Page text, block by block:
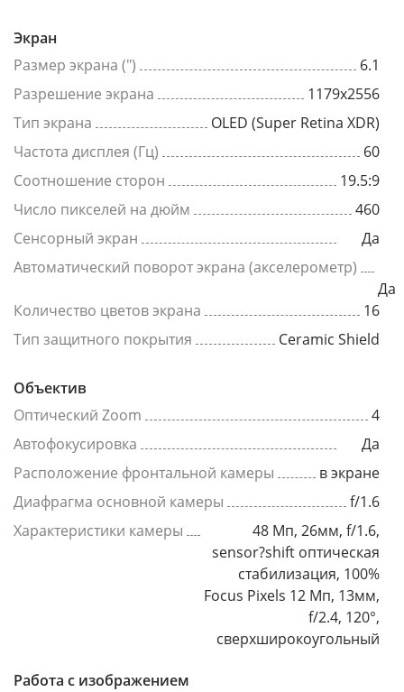
Экран
Размер экрана (")
6.1
Разрешение экрана
1179x2556
Тип экрана
OLED (Super Retina XDR)
Частота дисплея (Гц)
60
Соотношение сторон
19.5:9
Число пикселей на дюйм
460
Сенсорный экран
Да
Автоматический поворот экрана (акселерометр)
Да
Количество цветов экрана
16
Тип защитного покрытия
Ceramic Shield
Объектив
Оптический Zoom
4
Автофокусировка
Да
Расположение фронтальной камеры
в экране
Диафрагма основной камеры
f/1.6
Характеристики камеры
48 Мп, 26мм, f/1.6,
sensor?shift оптическая
стабилизация, 100%
Focus Pixels 12 Мп, 13мм,
f/2.4, 120°,
сверхширокоугольный
Работа с изображением